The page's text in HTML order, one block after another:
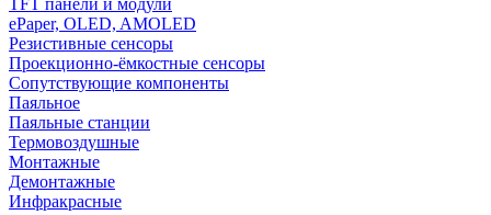
TFT панели и модули
ePaper, OLED, AMOLED
Резистивные сенсоры
Проекционно-ёмкостные сенсоры
Сопутствующие компоненты
Паяльное
Паяльные станции
Термовоздушные
Монтажные
Демонтажные
Инфракрасные